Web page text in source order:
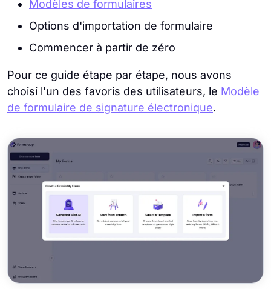
Modèles de formulaires
Options d'importation de formulaire
Commencer à partir de zéro
Pour ce guide étape par étape, nous avons
choisi l'un des favoris des utilisateurs, le Modèle
de formulaire de signature électronique.